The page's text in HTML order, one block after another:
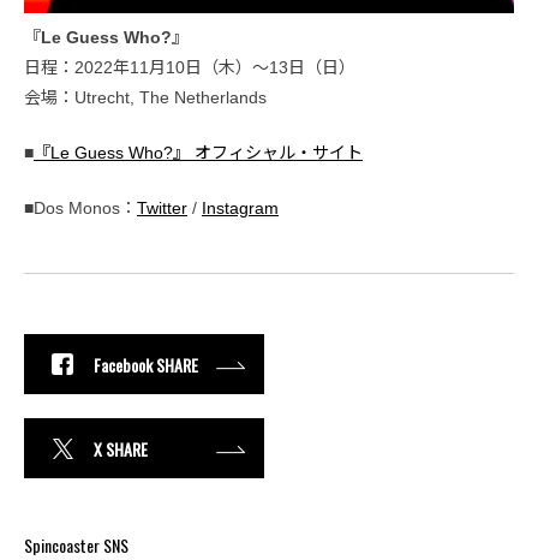
『Le Guess Who?』
日程：2022年11月10日（木）〜13日（日）
会場：Utrecht, The Netherlands
■ 『Le Guess Who?』 オフィシャル・サイト
■Dos Monos： Twitter / Instagram
Facebook SHARE
X SHARE
Spincoaster SNS